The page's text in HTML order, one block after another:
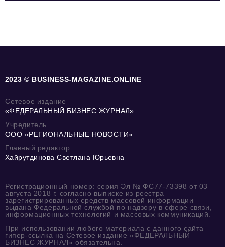
2023 © BUSINESS-MAGAZINE.ONLINE
Сетевое издание
«ФЕДЕРАЛЬНЫЙ БИЗНЕС ЖУРНАЛ»
Учредитель
ООО «РЕГИОНАЛЬНЫЕ НОВОСТИ»
Главный редактор
Хайрутдинова Светлана Юрьевна
Регистрационный номер: серия Эл № ФС77-73398 от 03
августа 2018 г. согласно выписке из реестра
зарегистрированных средств массовой информации
выдана Федеральной службой по надзору в сфере связи,
информационных технологий и массовых коммуникаций.
При использовании любого материала с данного сайта
гипер-ссылка на Сетевое издание «ФЕДЕРАЛЬНЫЙ
БИЗНЕС ЖУРНАЛ» обязательна.